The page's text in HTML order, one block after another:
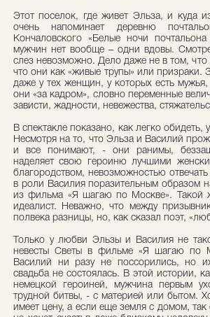
Этот поселок, где живет Эльза, и куда
очень напоминает деревню
Кончаловского «Белые ночи
мужчин нет вообще – одни вдовы.
слез невозможно. Дело даже не в том,
что они как «живые трупы» или призраки.
даже у тех женщин, у которых есть
они «за кадром», словно переменные
зависти, жадности, невежества,
В спектакле показано, как легко обидеть,
Несмотря на то, что Эльза и Василий
и все понимают, - они ранимы,
наделяет свою героиню лучшими
благородством, невозможностью
в роли Василия поразительным образом
из фильма «Я шагаю по Москве». Такой
идеалист. Неважно, что между
полвека разницы, но, как сказал поэт,
Только у любви Эльзы и Василия не
невесты Светы в фильме «Я шагаю по
Василий ни разу не поссорились, но
свадьба не состоялась. В этой истории,
немецкой героиней, мужчина первым
трудной битвы, - с материей или бытом.
имеет цену, а если еще земля с домом,